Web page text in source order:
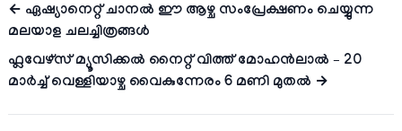
← ഏഷ്യാനെറ്റ്‌ ചാനല്‍ ഈ ആഴ്ച സംപ്രേക്ഷണം ചെയ്യുന്ന
മലയാള ചലച്ചിത്രങ്ങള്‍
ഫ്ലവേഴ്‌സ് മ്യൂസിക്കൽ നൈറ്റ് വിത്ത് മോഹൻലാൽ – 20
മാർച്ച് വെള്ളിയാഴ്ച വൈകുന്നേരം 6 മണി മുതൽ →